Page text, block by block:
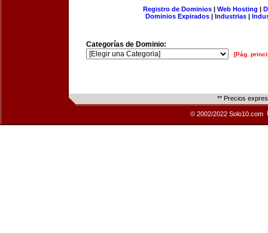
Registro de Dominios| Web Hosting |
Dominios Expirados | Industrias |
Categorías de Dominio:
[Pág.
** Precios
© 2002/2022 Solo10.com